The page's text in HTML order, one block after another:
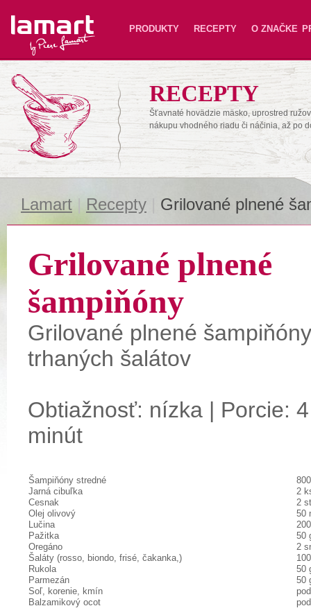
Lamart PRODUKTY RECEPTY O ZNAČKE
RECEPTY
Šťavnaté hovädzie mäsko, uprostred
nákupu vhodného riadu či náčinia, až po
Lamart Recepty Grilované plnené
Grilované plnené
šampiňóny
Grilované plnené
trhaných šalátov
Obtiažnosť: nízka | Porcie:
minút
Šampiňóny stredné
Jarná cibuľka
2
Cesnak
2
Olej olivový
50
Lučina
Pažitka
50
Oregáno
2
Šaláty (rosso, biondo, frisé, čakanka,)
Rukola
50
Parmezán
50
Soľ, korenie, kmín
Balzamikový ocot